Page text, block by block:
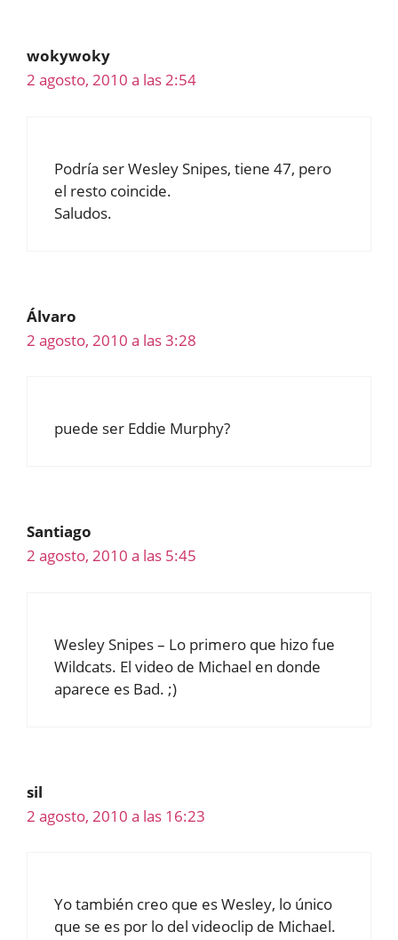
wokywoky
2 agosto, 2010 a las 2:54
Podría ser Wesley Snipes, tiene 47, pero
el resto coincide.
Saludos.
Álvaro
2 agosto, 2010 a las 3:28
puede ser Eddie Murphy?
Santiago
2 agosto, 2010 a las 5:45
Wesley Snipes – Lo primero que hizo fue
Wildcats. El video de Michael en donde
aparece es Bad. ;)
sil
2 agosto, 2010 a las 16:23
Yo también creo que es Wesley, lo único
que se es por lo del videoclip de Michael.